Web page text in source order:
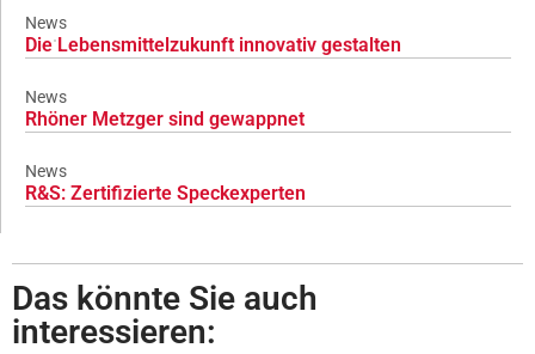
News
Die Lebensmittelzukunft innovativ gestalten
News
Rhöner Metzger sind gewappnet
News
R&S: Zertifizierte Speckexperten
Das könnte Sie auch
interessieren: